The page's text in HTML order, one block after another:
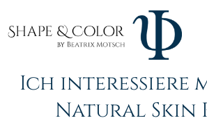
Ich interessiere
Natural Skin